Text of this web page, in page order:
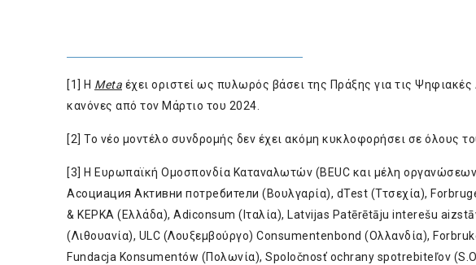
[1] H Meta έχει οριστεί ως πυλωρός βάσει της Πράξης για τις
κανόνες από τον Μάρτιο του 2024.
[2] Το νέο μοντέλο συνδρομής δεν έχει ακόμη κυκλοφορήσει σε όλους
[3] Η Ευρωπαϊκή Ομοσπονδία Καταναλωτών (BEUC και μέλη
Асоциация Активни потребители (Βουλγαρία), dTest (Ττσεχία),
& KEPKA (Ελλάδα), Adiconsum (Ιταλία), Latvijas Patērētāju interešu
(Λιθουανία), ULC (Λουξεμβούργο) Consumentenbond (Ολλανδία),
Fundacja Konsumentów (Πολωνία), Spoločnosť ochrany spotrebiteľov